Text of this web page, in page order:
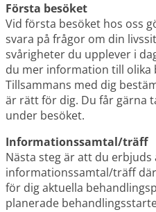
Första besöket
Vid första besöket hos oss
svara på frågor om din
svårigheter du upplever i
du mer information till olika
Tillsammans med dig
är rätt för dig. Du får gärna
under besöket.
Informationssamtal/träff
Nästa steg är att du
informationssamtal/träff
för dig aktuella
planerade